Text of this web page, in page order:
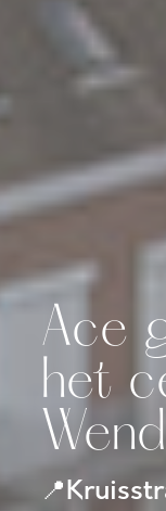
Ace
het